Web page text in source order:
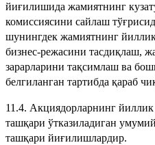
йиғилишида жамиятнинг
комиссиясини сайлаш
шунингдек жамиятнинг
бизнес-режасини тасдиқлаш,
зарарларини тақсимлаш ва
белгиланган тартибда қараб
11.4. Акциядорларнинг
ташқари ўтказиладиган
ташқари йиғилишлардир.